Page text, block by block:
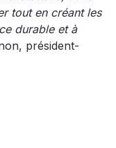
tout en créant les
durable et à
président-